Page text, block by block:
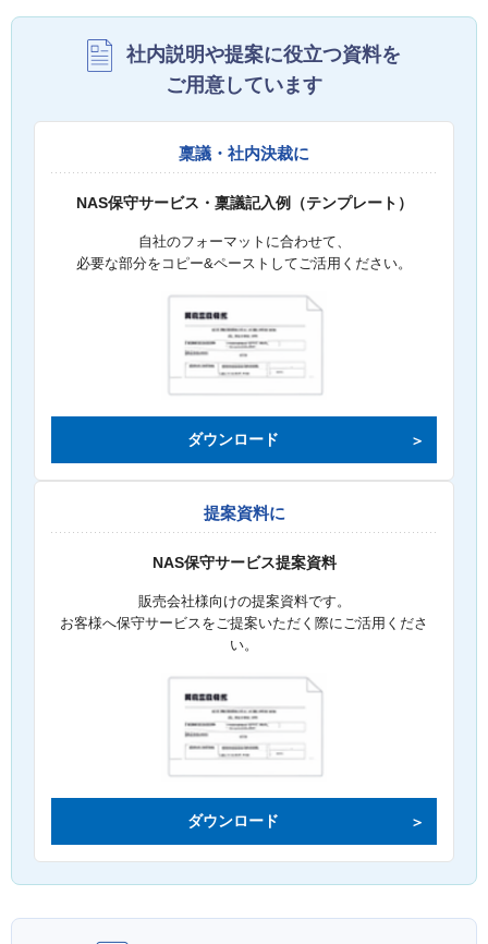
社内説明や提案に役立つ資料を
ご用意しています
稟議・社内決裁に
NAS保守サービス・稟議記入例（テンプレート）
自社のフォーマットに合わせて、
必要な部分をコピー&ペーストしてご活用ください。
ダウンロード
提案資料に
NAS保守サービス提案資料
販売会社様向けの提案資料です。
お客様へ保守サービスをご提案いただく際にご活用くださ
い。
ダウンロード